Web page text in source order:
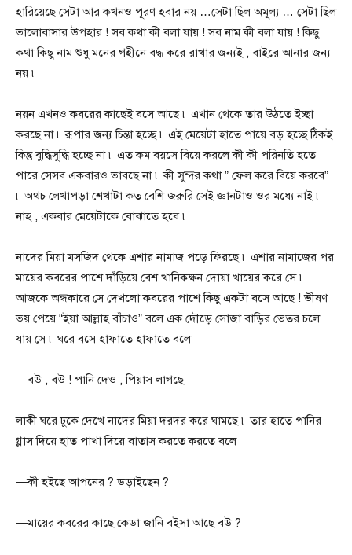
হারিয়েছে সেটা আর কখনও পূরণ হবার নয় …সেটা ছিল অমূল্য … সেটা ছিল
ভালোবাসার উপহার ! সব কথা কী বলা যায় ! সব নাম কী বলা যায় ! কিছু
কথা কিছু নাম শুধু মনের গহীনে বদ্ধ করে রাখার জন্যই , বাইরে আনার জন্য
নয় ৷
নয়ন এখনও কবরের কাছেই বসে আছে ৷ এখান থেকে তার উঠতে ইচ্ছা
করছে না ৷ রূপার জন্য চিন্তা হচ্ছে ৷ এই মেয়েটা হাতে পায়ে বড় হচ্ছে ঠিকই
কিন্তু বুদ্ধিসুদ্ধি হচ্ছে না ৷ এত কম বয়সে বিয়ে করলে কী কী পরিনতি হতে
পারে সেসব একবারও ভাবছে না ৷ কী সুন্দর কথা ” ফেল করে বিয়ে করবে”
৷ অথচ লেখাপড়া শেখাটা কত বেশি জরুরি সেই জ্ঞানটাও ওর মধ্যে নাই ৷
নাহ , একবার মেয়েটাকে বোঝাতে হবে ৷
নাদের মিয়া মসজিদ থেকে এশার নামাজ পড়ে ফিরছে ৷ এশার নামাজের পর
মায়ের কবরের পাশে দাঁড়িয়ে বেশ খানিকক্ষন দোয়া খায়ের করে সে ৷
আজকে অন্ধকারে সে দেখলো কবরের পাশে কিছু একটা বসে আছে ! ভীষণ
ভয় পেয়ে “ইয়া আল্লাহ বাঁচাও” বলে এক দৌড়ে সোজা বাড়ির ভেতর চলে
যায় সে ৷ ঘরে বসে হাফাতে হাফাতে বলে
—বউ , বউ ! পানি দেও , পিয়াস লাগছে
লাকী ঘরে ঢুকে দেখে নাদের মিয়া দরদর করে ঘামছে ৷ তার হাতে পানির
গ্লাস দিয়ে হাত পাখা দিয়ে বাতাস করতে করতে বলে
—কী হইছে আপনের ? ডড়াইছেন ?
—মায়ের কবরের কাছে কেডা জানি বইসা আছে বউ ?